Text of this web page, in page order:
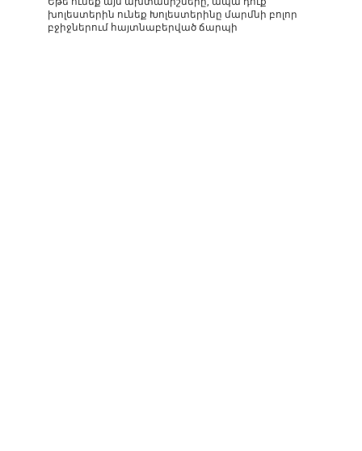
խոլեստերին ունեք Խոլեստերինը մարմնի բոլոր
բջիջներում հայտնաբերված ճարպի